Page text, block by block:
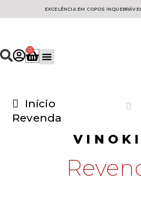
EXCELÊNCIA EM COPOS
0
Início
Revenda